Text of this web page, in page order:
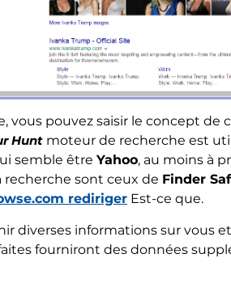
vous pouvez saisir le concept de
Hunt moteur de recherche est
semble être Yahoo, au moins à
recherche sont ceux de Finder
rediriger Est-ce que.
diverses informations sur vous
fourniront des données